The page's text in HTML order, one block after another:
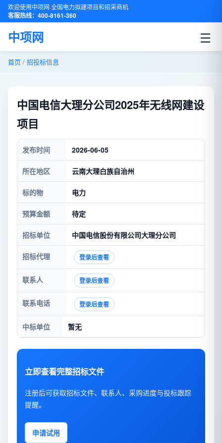
欢迎使用中项网·全国电力拟建项目和招采商机
客服热线：400-8161-360
中项网 ☰
首页 / 招投标信息
中国电信大理分公司2025年无线网建设
项目
发布时间 2026-06-05
所在地区 云南大理白族自治州
标的物 电力
预算金额 待定
招标单位 中国电信股份有限公司大理分公司
招标代理 登录后查看
联系人 登录后查看
联系电话 登录后查看
中标单位 暂无
立即查看完整招标文件
注册后可获取招标文件、联系人、采购进度与投标跟踪
提醒。
申请试用